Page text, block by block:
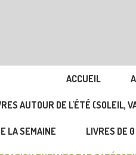
ACCUEIL
AUTOUR DE L'ÉTÉ (SOLEIL,
LA SEMAINE LIVRES DE